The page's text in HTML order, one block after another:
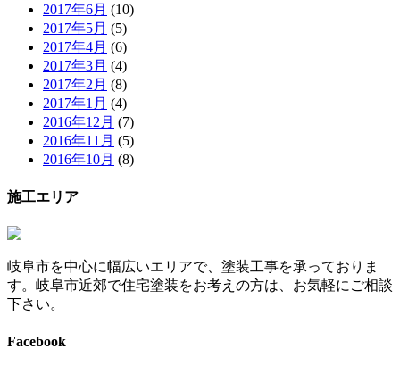
2017年6月 (10)
2017年5月 (5)
2017年4月 (6)
2017年3月 (4)
2017年2月 (8)
2017年1月 (4)
2016年12月 (7)
2016年11月 (5)
2016年10月 (8)
施工エリア
岐阜市を中心に幅広いエリアで、塗装工事を承っておりま
す。岐阜市近郊で住宅塗装をお考えの方は、お気軽にご相談
下さい。
Facebook